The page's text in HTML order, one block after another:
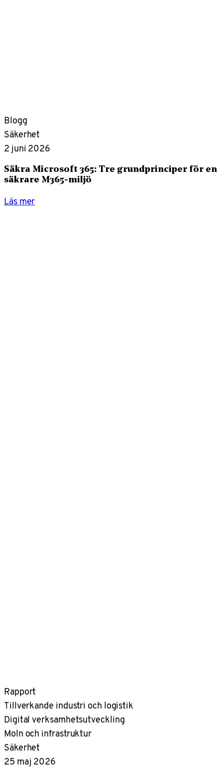
Blogg
Säkerhet
2 juni 2026
Säkra Microsoft 365: Tre grundprinciper för en
säkrare M365-miljö
Läs mer
Rapport
Tillverkande industri och logistik
Digital verksamhetsutveckling
Moln och infrastruktur
Säkerhet
25 maj 2026